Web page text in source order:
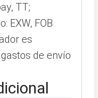
TT;
EXW, FOB
es
de envío